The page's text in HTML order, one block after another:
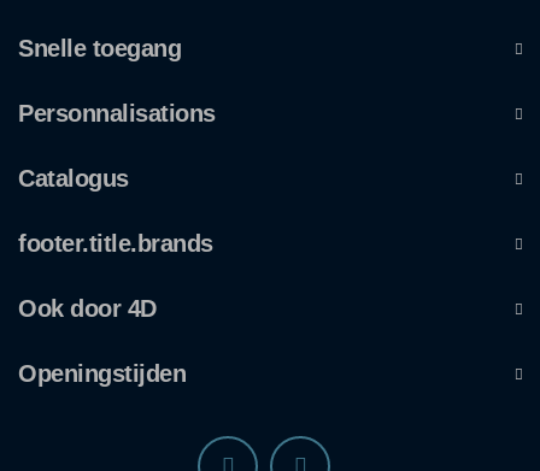
Snelle toegang
Personnalisations
Catalogus
footer.title.brands
Ook door 4D
Openingstijden